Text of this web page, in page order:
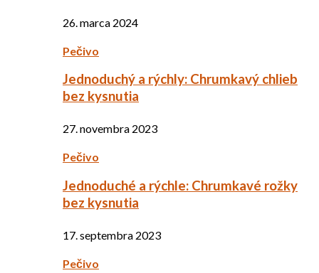
26. marca 2024
Pečivo
Jednoduchý a rýchly: Chrumkavý chlieb
bez kysnutia
27. novembra 2023
Pečivo
Jednoduché a rýchle: Chrumkavé rožky
bez kysnutia
17. septembra 2023
Pečivo